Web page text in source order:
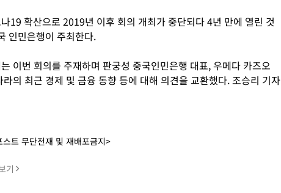
19 확산으로 2019년 이후 회의 개최가 중단되다 4년 만에 열린 것
인민은행이 주최한다.
이번 회의를 주재하며 판궁성 중국인민은행 대표, 우메다 카즈오
의 최근 경제 및 금융 동향 등에 대해 의견을 교환했다. 조승리 기자
트 무단전재 및 재배포금지>
기